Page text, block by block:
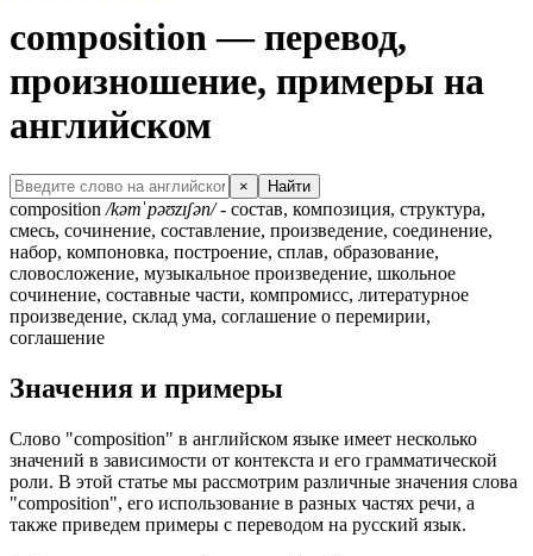
composition — перевод,
произношение, примеры на
английском
× Найти
composition /kəmˈpəʊzɪʃən/- состав, композиция, структура,
смесь, сочинение, составление, произведение, соединение,
набор, компоновка, построение, сплав, образование,
словосложение, музыкальное произведение, школьное
сочинение, составные части, компромисс, литературное
произведение, склад ума, соглашение о перемирии,
соглашение
Значения и примеры
Слово "composition" в английском языке имеет несколько
значений в зависимости от контекста и его грамматической
роли. В этой статье мы рассмотрим различные значения слова
"composition", его использование в разных частях речи, а
также приведем примеры с переводом на русский язык.